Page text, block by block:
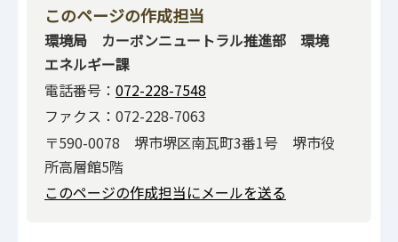
このページの作成担当
環境局 カーボンニュートラル推進部 環境
エネルギー課
電話番号： 072-228-7548
ファクス：072-228-7063
〒590-0078 堺市堺区南瓦町3番1号 堺市役
所高層館5階
このページの作成担当にメールを送る